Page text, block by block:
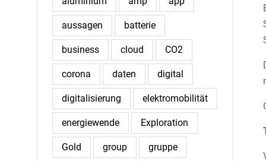
aussagen batterie
business cloud CO2
corona daten digital
digitalisierung elektromobilität
energiewende Exploration
Gold group gruppe